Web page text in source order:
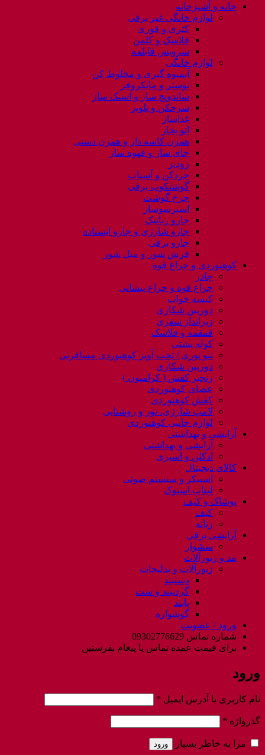
خانه و آشپزخانه
لوازم خانگی غیر برقی
کتری و قوری
فلاسک و کلمن
سرویس قابلمه
لوازم خانگی
آبمیوه گیری و مخلوط کن
توستر و مایکروفر
ساندویچ ساز و اسنک ساز
سرخکن و پلوپز
غذاساز
اتو بخار
همزن کاسه دار و همزن دستی
چای ساز و قهوه ساز
زودپز
خردکن و آسیاب
گوشتکوب برقی
چرخ گوشت
اسپرسوساز
جارو رباتیک
جارو شارژی و جارو ایستاده
جارو برقی
فرش شور و مبل شور
کوهنوردی و چراغ قوه
چادر
چراغ قوه و چراغ پیشانی
کیسه خواب
دوربین شکاری
زیرانداز سفری
قمقمه و فلاسک
کوله پشتی
ننو توری / تخت آویز کوهنوردی مسافرتی
دوربین شکاری
زنجیر کفش ( کرامپون )
عصای کوهنوردی
کفش کوهنوردی
لامپ شارژی، نور و روشنایی
لوازم جانبی کوهنوردی
آرایشی و بهداشتی
آرایشی و بهداشتی
ادکلن و اسپری
کالای دیجیتال
اسپیکر و سیستم صوتی
لپتاب استوک
پوشاک و کیف
کیف
زنانه
آرایشی برقی
سشوار
مد و زیورآلات
زیورآلات و بدلیجات
دستبند
گردنبند و ست
پابند
گوشواره
ورود / عضویت
شماره تماس 09302776629
برای قیمت عمده تماس یا پیغام بفرستین
ورود
نام کاربری یا آدرس ایمیل *
گذرواژه *
مرا به خاطر بسپار ورود